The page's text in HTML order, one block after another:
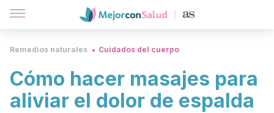
Remedios naturales Cuidados del cuerpo
Cómo hacer masajes para
aliviar el dolor de espalda